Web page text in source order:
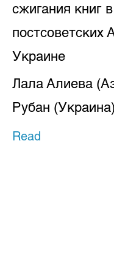
сжигания книг
постсоветских
Украине
Лала Алиева
Рубан (Украина)
Read